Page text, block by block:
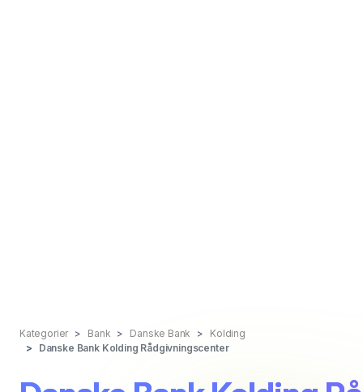
Kategorier Bank Danske Bank
Kolding
Danske Bank Kolding Rådgivningscenter